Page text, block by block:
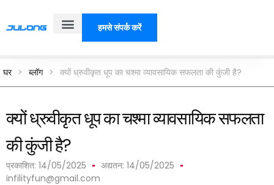
हमसे संपर्क करें
घर > ब्लॉग > क्यों ध्रुवीकृत धूप का चश्मा व्यावसायिक सफलता की कुंजी है?
क्यों ध्रुवीकृत धूप का चश्मा व्यावसायिक सफलता
की कुंजी है?
प्रकाशित: 14/05/2025
अद्यतन: 14/05/2025
infilityfun@gmail.com